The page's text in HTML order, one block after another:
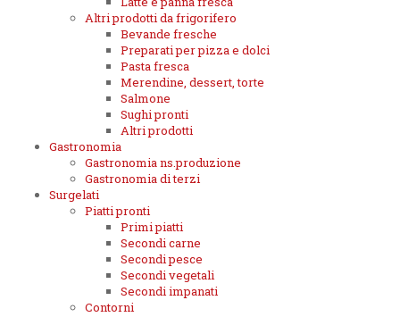
Altri prodotti da frigorifero
Bevande fresche
Preparati per pizza e dolci
Pasta fresca
Merendine, dessert, torte
Salmone
Sughi pronti
Altri prodotti
Gastronomia
Gastronomia ns.produzione
Gastronomia di terzi
Surgelati
Piatti pronti
Primi piatti
Secondi carne
Secondi pesce
Secondi vegetali
Secondi impanati
Contorni